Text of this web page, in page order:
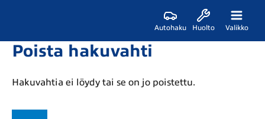
Autohaku Huolto Valikko
Poista hakuvahti
Hakuvahtia ei löydy tai se on jo poistettu.